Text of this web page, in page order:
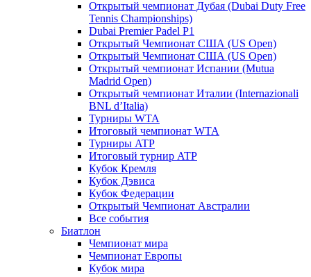
Открытый чемпионат Дубая (Dubai Duty Free
Tennis Championships)
Dubai Premier Padel P1
Открытый Чемпионат США (US Open)
Открытый Чемпионат США (US Open)
Открытый чемпионат Испании (Mutua
Madrid Open)
Открытый чемпионат Италии (Internazionali
BNL d’Italia)
Турниры WTA
Итоговый чемпионат WTA
Турниры ATP
Итоговый турнир ATP
Кубок Кремля
Кубок Дэвиса
Кубок Федерации
Открытый Чемпионат Австралии
Все события
Биатлон
Чемпионат мира
Чемпионат Европы
Кубок мира